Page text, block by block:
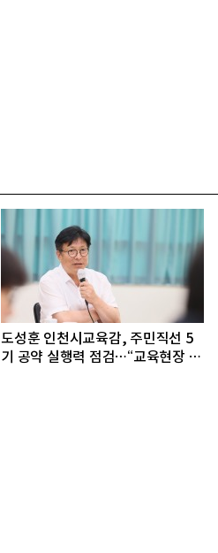
도성훈 인천시교육감, 주민직선 5
기 공약 실행력 점검…“교육현장 변